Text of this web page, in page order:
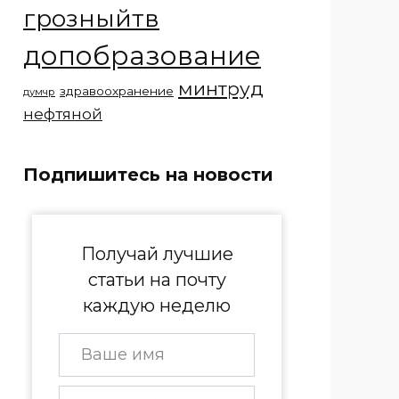
грозныйтв
допобразование
думчр здравоохранение минтруд
нефтяной
Подпишитесь на новости
Получай лучшие
статьи на почту
каждую неделю